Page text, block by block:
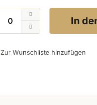
In
Zur Wunschliste hinzufügen